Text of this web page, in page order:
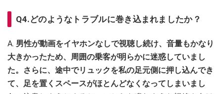
Q4.どのようなトラブルに巻き込まれましたか？
A. 男性が動画をイヤホンなしで視聴し続け、音量もかなり
大きかったため、周囲の乗客が明らかに迷惑していまし
た。さらに、途中でリュックを私の足元側に押し込んでき
て、足を置くスペースがほとんどなくなってしまいまし